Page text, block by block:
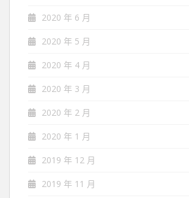
2020 年 6 月
2020 年 5 月
2020 年 4 月
2020 年 3 月
2020 年 2 月
2020 年 1 月
2019 年 12 月
2019 年 11 月